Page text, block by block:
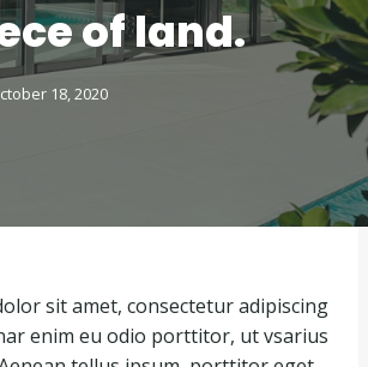
of land.
18, 2020
sit amet, consectetur adipiscing
enim eu odio porttitor, ut vsarius